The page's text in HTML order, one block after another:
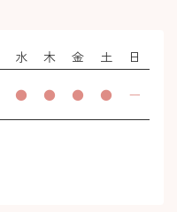
水 木 金 土 日
● ● ● ● ー